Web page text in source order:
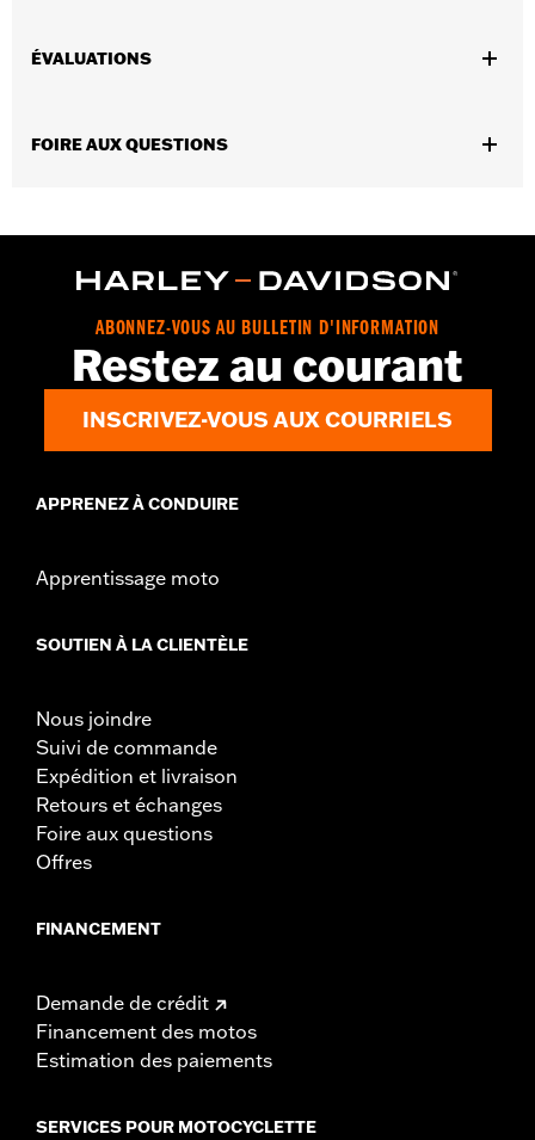
GARANTIE:Garantie du fabricant Wolverine Worldwide –
Technology:Ankle Protection
5,5 PO/HAUTEUR DU TALON : 1 PO
ÉVALUATIONS
FOIRE AUX QUESTIONS
ABONNEZ-VOUS AU BULLETIN D'INFORMATION
Restez au courant
INSCRIVEZ-VOUS AUX COURRIELS
APPRENEZ À CONDUIRE
Apprentissage moto
SOUTIEN À LA CLIENTÈLE
Nous joindre
Suivi de commande
Expédition et livraison
Retours et échanges
Foire aux questions
Offres
FINANCEMENT
Demande de crédit
Financement des motos
Estimation des paiements
SERVICES POUR MOTOCYCLETTE